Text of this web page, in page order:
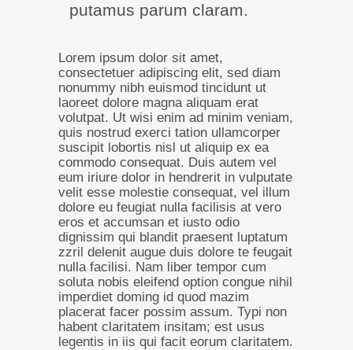
putamus parum claram.
Lorem ipsum dolor sit amet,
consectetuer adipiscing elit, sed diam
nonummy nibh euismod tincidunt ut
laoreet dolore magna aliquam erat
volutpat. Ut wisi enim ad minim veniam,
quis nostrud exerci tation ullamcorper
suscipit lobortis nisl ut aliquip ex ea
commodo consequat. Duis autem vel
eum iriure dolor in hendrerit in vulputate
velit esse molestie consequat, vel illum
dolore eu feugiat nulla facilisis at vero
eros et accumsan et iusto odio
dignissim qui blandit praesent luptatum
zzril delenit augue duis dolore te feugait
nulla facilisi. Nam liber tempor cum
soluta nobis eleifend option congue nihil
imperdiet doming id quod mazim
placerat facer possim assum. Typi non
habent claritatem insitam; est usus
legentis in iis qui facit eorum claritatem.